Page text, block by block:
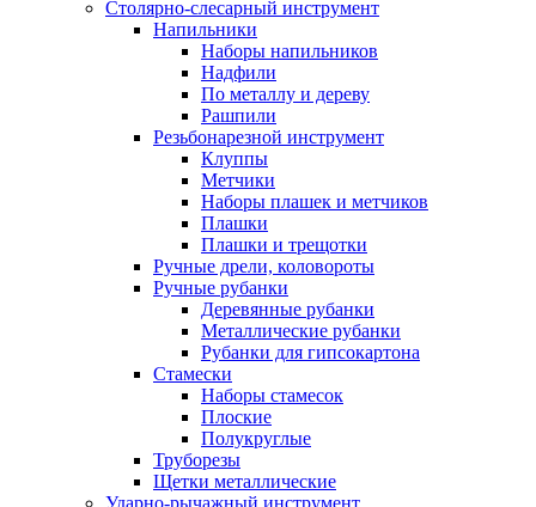
Столярно-слесарный инструмент
Напильники
Наборы напильников
Надфили
По металлу и дереву
Рашпили
Резьбонарезной инструмент
Клуппы
Метчики
Наборы плашек и метчиков
Плашки
Плашки и трещотки
Ручные дрели, коловороты
Ручные рубанки
Деревянные рубанки
Металлические рубанки
Рубанки для гипсокартона
Стамески
Наборы стамесок
Плоские
Полукруглые
Труборезы
Щетки металлические
Ударно-рычажный инструмент